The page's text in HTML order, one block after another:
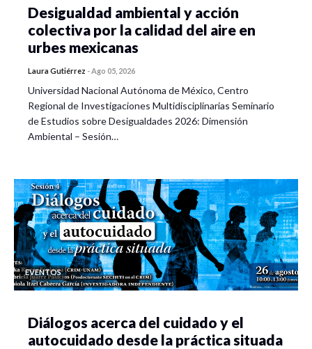
Desigualdad ambiental y acción
colectiva por la calidad del aire en
urbes mexicanas
Laura Gutiérrez -Ago 05, 2026
Universidad Nacional Autónoma de México, Centro
Regional de Investigaciones Multidisciplinarias Seminario
de Estudios sobre Desigualdades 2026: Dimensión
Ambiental – Sesión…
EVENTOS
Diálogos acerca del cuidado y el
autocuidado desde la práctica situada